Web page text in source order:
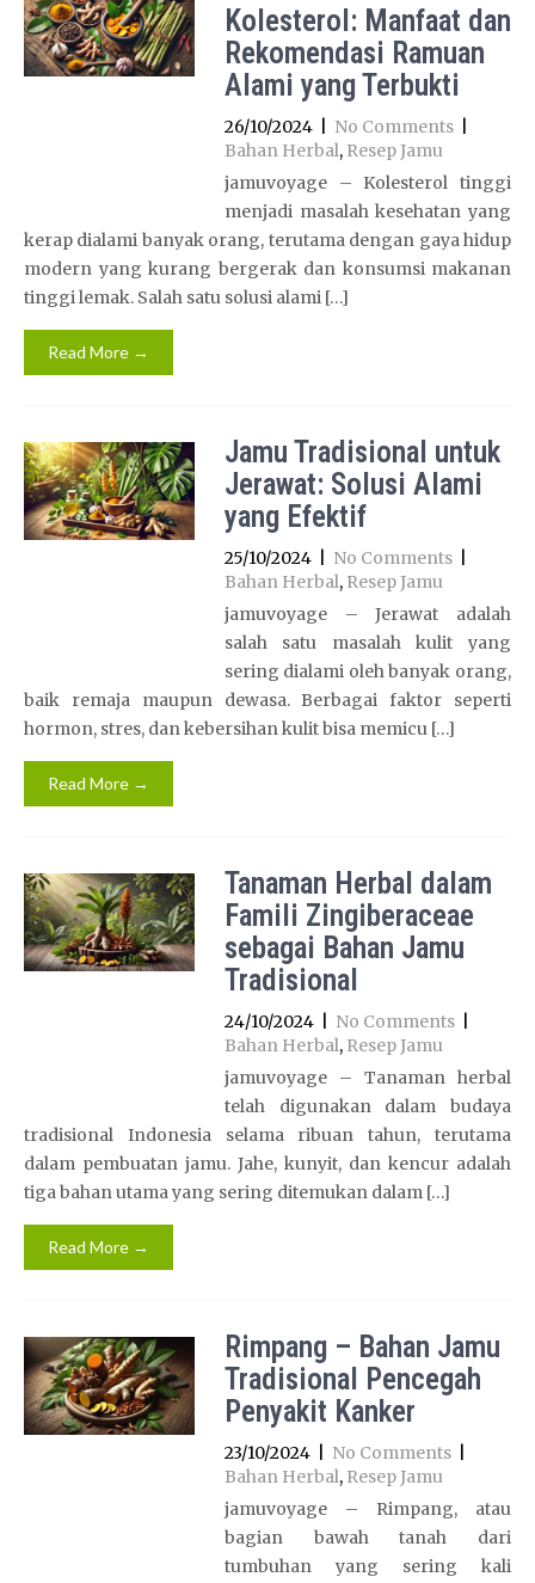
Kolesterol: Manfaat dan
Rekomendasi Ramuan
Alami yang Terbukti
26/10/2024 No Comments
Bahan Herbal, Resep Jamu
jamuvoyage – Kolesterol tinggi
menjadi masalah kesehatan yang
kerap dialami banyak orang, terutama dengan gaya hidup
modern yang kurang bergerak dan konsumsi makanan
tinggi lemak. Salah satu solusi alami […]
Read More →
Jamu Tradisional untuk
Jerawat: Solusi Alami
yang Efektif
25/10/2024 No Comments
Bahan Herbal, Resep Jamu
jamuvoyage – Jerawat adalah
salah satu masalah kulit yang
sering dialami oleh banyak orang,
baik remaja maupun dewasa. Berbagai faktor seperti
hormon, stres, dan kebersihan kulit bisa memicu […]
Read More →
Tanaman Herbal dalam
Famili Zingiberaceae
sebagai Bahan Jamu
Tradisional
24/10/2024 No Comments
Bahan Herbal, Resep Jamu
jamuvoyage – Tanaman herbal
telah digunakan dalam budaya
tradisional Indonesia selama ribuan tahun, terutama
dalam pembuatan jamu. Jahe, kunyit, dan kencur adalah
tiga bahan utama yang sering ditemukan dalam […]
Read More →
Rimpang – Bahan Jamu
Tradisional Pencegah
Penyakit Kanker
23/10/2024 No Comments
Bahan Herbal, Resep Jamu
jamuvoyage – Rimpang, atau
bagian bawah tanah dari
tumbuhan yang sering kali